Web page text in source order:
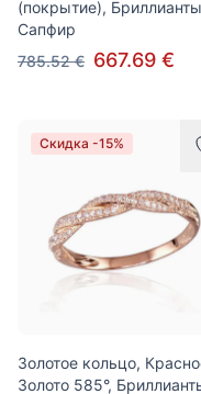
(покрытие),
Сапфир
785.52 € 667.69 €
Скидка -15%
Золотое кольцо,
Золото 585°,